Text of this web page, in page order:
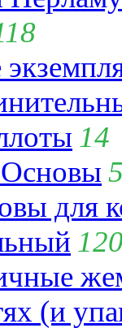
14
для
(и